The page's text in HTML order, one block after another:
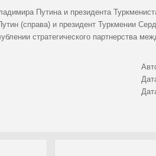
Путина и президента
(справа) и президент Туркмении
стратегического партнерства